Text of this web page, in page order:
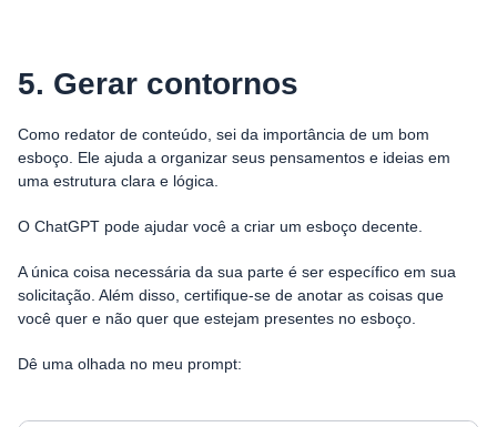
5. Gerar contornos
Como redator de conteúdo, sei da importância de um bom
esboço. Ele ajuda a organizar seus pensamentos e ideias em
uma estrutura clara e lógica.
O ChatGPT pode ajudar você a criar um esboço decente.
A única coisa necessária da sua parte é ser específico em sua
solicitação. Além disso, certifique-se de anotar as coisas que
você quer e não quer que estejam presentes no esboço.
Dê uma olhada no meu prompt: